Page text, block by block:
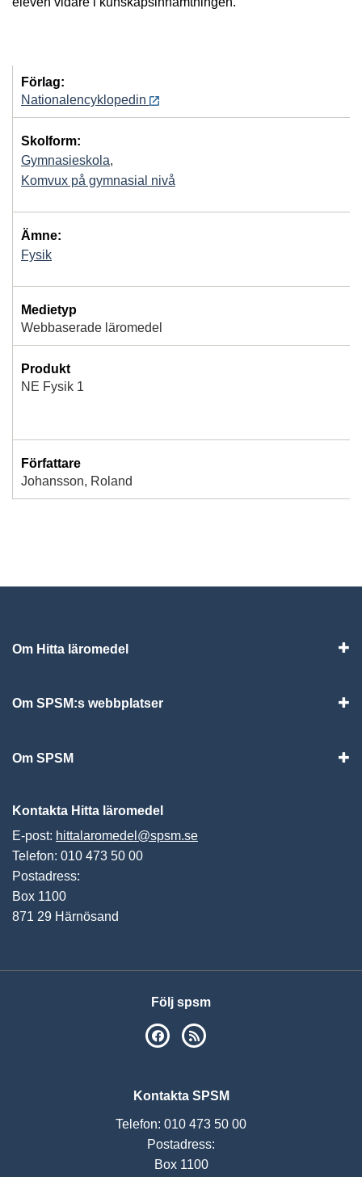
Förlag:
Nationalencyklopedin
Skolform:
Gymnasieskola,
Komvux på gymnasial nivå
Ämne:
Fysik
Medietyp
Webbaserade läromedel
Produkt
NE Fysik 1
Författare
Johansson, Roland
Om Hitta läromedel
Om SPSM:s webbplatser
Om SPSM
Kontakta Hitta läromedel
E-post: hittalaromedel@spsm.se
Telefon: 010 473 50 00
Postadress:
Box 1100
871 29 Härnösand
Följ spsm
SPSM på Facebook
Kontakta SPSM
Telefon: 010 473 50 00
Postadress:
Box 1100